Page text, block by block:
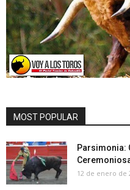
MOST POPULAR
Parsimonia:
12 de enero de